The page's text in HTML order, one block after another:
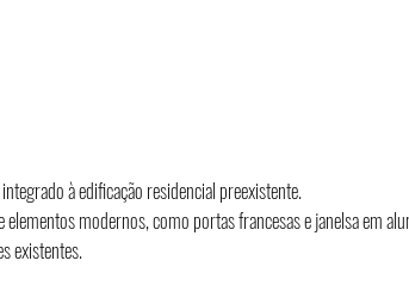
à edificação residencial preexistente.
modernos, como portas francesas e janelsa em
existentes.